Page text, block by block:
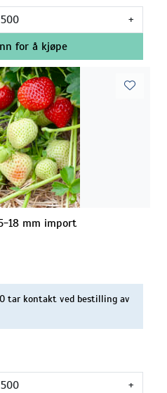
+
for å kjøpe
18 mm import
tar kontakt ved bestilling av
+